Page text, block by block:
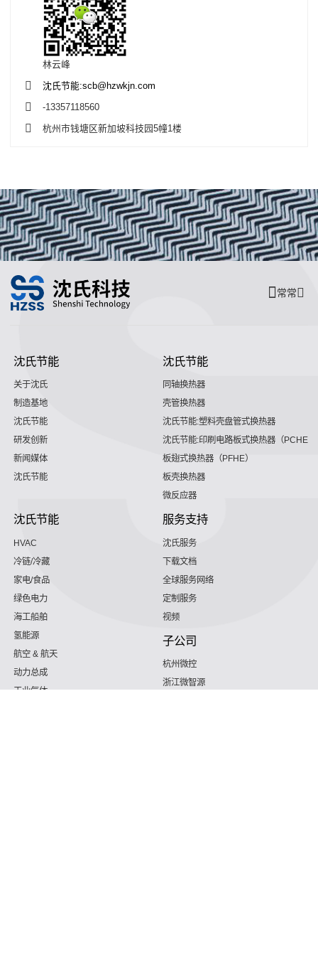
林云峰
沈氏节能:scb@hzwkjn.com
-13357118560
杭州市钱塘区新加坡科技园5幢1楼
常常
沈氏节能
关于沈氏
制造基地
沈氏节能
研发创新
新闻媒体
沈氏节能
沈氏节能
同轴换热器
壳管换热器
沈氏节能:塑料壳盘管式换热器
沈氏节能:印刷电路板式换热器（PCHE）
板翅式换热器（PFHE）
板壳换热器
微反应器
沈氏节能
HVAC
冷链/冷藏
家电/食品
绿色电力
海工船舶
氢能源
航空 & 航天
动力总成
工业气体
服务支持
沈氏服务
下载文档
全球服务网络
定制服务
视频
子公司
杭州微控
浙江微智源